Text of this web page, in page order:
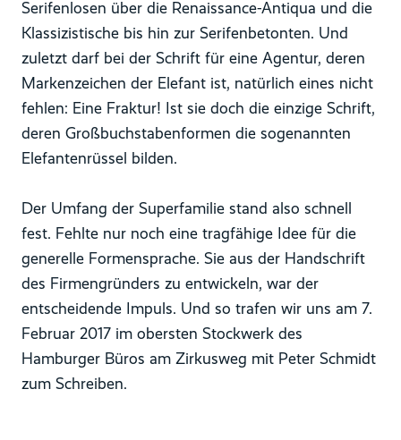
Serifenlosen über die Renaissance-Antiqua und die
Klassizistische bis hin zur Serifenbetonten. Und
zuletzt darf bei der Schrift für eine Agentur, deren
Markenzeichen der Elefant ist, natürlich eines nicht
fehlen: Eine Fraktur! Ist sie doch die einzige Schrift,
deren Großbuchstabenformen die sogenannten
Elefantenrüssel bilden.
Der Umfang der Superfamilie stand also schnell
fest. Fehlte nur noch eine tragfähige Idee für die
generelle Formensprache. Sie aus der Handschrift
des Firmengründers zu entwickeln, war der
entscheidende Impuls. Und so trafen wir uns am 7.
Februar 2017 im obersten Stockwerk des
Hamburger Büros am Zirkusweg mit Peter Schmidt
zum Schreiben.